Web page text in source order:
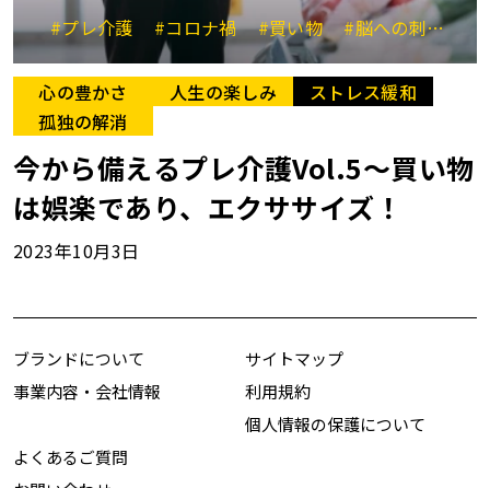
#プレ介護 #コロナ禍 #買い物 #脳への刺激 #
心の豊かさ 人生の楽しみ
ストレス緩和
孤独の解消
今から備えるプレ介護Vol.5～買い物
は娯楽であり、エクササイズ！
2023年10月3日
ブランドについて
事業内容・会社情報
サイトマップ
利用規約
個人情報の保護について
よくあるご質問